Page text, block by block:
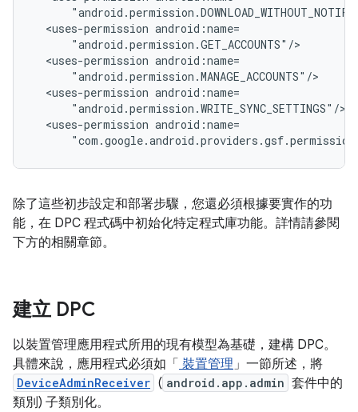
<uses-permission
<uses-permission
<uses-permission
<uses-permission
除了這些初步設定和部署步驟，您還必須根據要實作的功
能，在 DPC 程式碼中初始化特定程式庫功能。詳情請參閱
下方的相關章節。
建立 DPC
以裝置管理應用程式所用的現有模型為基礎，建構 DPC。
具體來說，應用程式必須如「 裝置管理」一節所述，將
DeviceAdminReceiver ( android.app.admin 套件中的
類別) 子類別化。